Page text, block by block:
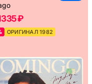
₽
ОРИГИНАЛ 1982